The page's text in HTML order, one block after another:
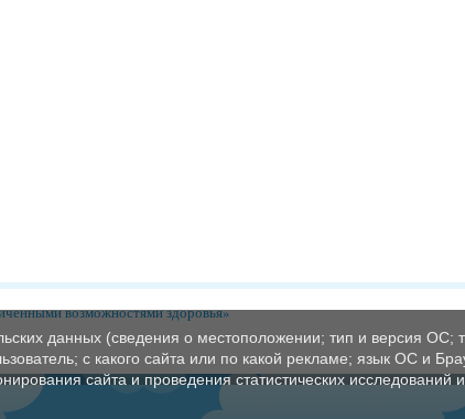
возможностями здоровья»
данных (сведения о местоположении; тип и версия ОС;
с какого сайта или по какой рекламе; язык ОС и
сайта и проведения статистических исследований и